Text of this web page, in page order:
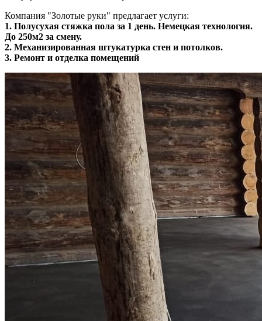
Компания "Золотые руки" предлагает услуги:
1. Полусухая стяжка пола за 1 день. Немецкая технология.
До 250м2 за смену.
2. Механизированная штукатурка стен и потолков.
3. Ремонт и отделка помещений